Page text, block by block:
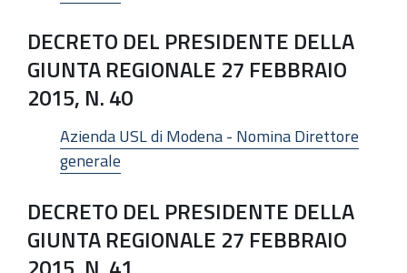
DECRETO DEL PRESIDENTE DELLA
GIUNTA REGIONALE 27 FEBBRAIO
2015, N. 40
Azienda USL di Modena - Nomina Direttore
generale
DECRETO DEL PRESIDENTE DELLA
GIUNTA REGIONALE 27 FEBBRAIO